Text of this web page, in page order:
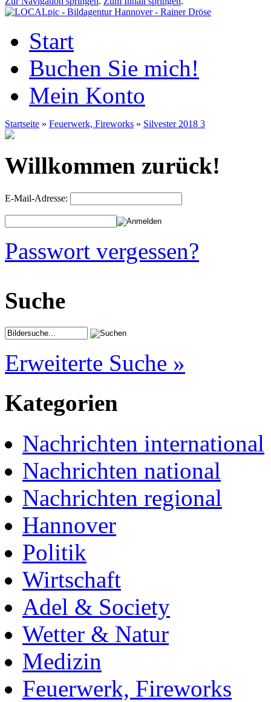
Start
Buchen Sie mich!
Mein Konto
Startseite » Feuerwerk, Fireworks » Silvester 2018 3
Willkommen zurück!
E-Mail-Adresse:
Passwort vergessen?
Suche
Erweiterte Suche »
Kategorien
Nachrichten international
Nachrichten national
Nachrichten regional
Hannover
Politik
Wirtschaft
Adel & Society
Wetter & Natur
Medizin
Feuerwerk, Fireworks